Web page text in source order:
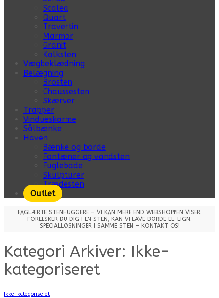
Scalea
Quart
Travertin
Marmor
Granit
Kalksten
Vægbeklædning
Belægning
Brosten
Chaussesten
Skærver
Trapper
Vindueskarme
Sålbænke
Haven
Bænke og borde
Fontæner og vandsten
Fuglebade
Skulpturer
Trædesten
Outlet
FAGLÆRTE STENHUGGERE – VI KAN MERE END WEBSHOPPEN VISER.
FORELSKER DU DIG I EN STEN, KAN VI LAVE BORDE EL. LIGN.
SPECIALLØSNINGER I SAMME STEN – KONTAKT OS!
Kategori Arkiver: Ikke-
kategoriseret
Ikke-kategoriseret